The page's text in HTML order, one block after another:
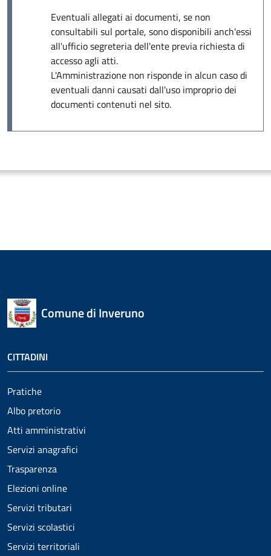
Eventuali allegati ai documenti, se non
consultabili sul portale, sono disponibili anch'essi
all'ufficio segreteria dell'ente previa richiesta di
accesso agli atti.
L'Amministrazione non risponde in alcun caso di
eventuali danni causati dall'uso improprio dei
documenti contenuti nel sito.
Comune di Inveruno
CITTADINI
Pratiche
Albo pretorio
Atti amministrativi
Servizi anagrafici
Trasparenza
Elezioni online
Servizi tributari
Servizi scolastici
Servizi territoriali